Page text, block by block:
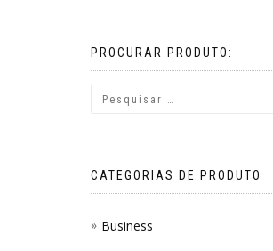
PROCURAR PRODUTO:
CATEGORIAS DE PRODUTO
Business